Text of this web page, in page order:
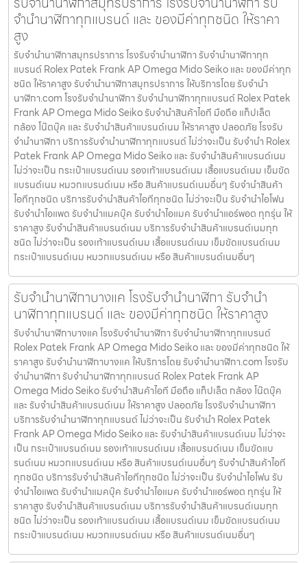
จำนำนาฬิกาทุกแบรนด์ และ ของมีค่าทุกชนิด ให้ราคา
สูง
รับจำนำนาฬิกาสมุทรปราการ โรงรับจำนำนาฬิกา รับจำนำนาฬิกาทุก
แบรนด์ Rolex Patek Frank AP Omega Mido Seiko และ ของมีค่าทุก
ชนิด ให้ราคาสูง รับจำนำนาฬิกาสมุทรปราการ ให้บริการโดย รับจํานํา
นาฬิกา.com โรงรับจำนำนาฬิกา รับจำนำนาฬิกาทุกแบรนด์ Rolex Patek
Frank AP Omega Mido Seiko รับจำนำสินค้าไอที มือถือ แท็ปเล็ต
กล้อง โน๊ตบุ๊ค และ รับจำนำสินค้าแบรนด์เนม ให้ราคาสูง ปลอดภัย โรงรับ
จำนำนาฬิกา บริการรับจำนำนาฬิกาทุกแบรนด์ ไม่ว่าจะเป็น รับจำนำ Rolex
Patek Frank AP Omega Mido Seiko และ รับจำนำสินค้าแบรนด์เนม
ไม่ว่าจะเป็น กระเป๋าแบรนด์เนม รองเท้าแบรนด์เนม เสื้อแบรนด์เนม เข็มขัด
แบรนด์เนม หมวกแบรนด์เนม หรือ สินค้าแบรนด์เนมอื่นๆ รับจำนำสินค้า
ไอทีทุกชนิด บริการรับจำนำสินค้าไอทีทุกชนิด ไม่ว่าจะเป็น รับจำนำไอโฟน
รับจำนำไอแพด รับจำนำแมคบุ๊ค รับจำนำไอแมค รับจำนำแอร์พอต ทุกรุ่น ให้
ราคาสูง รับจำนำสินค้าแบรนด์เนม บริการรับจำนำสินค้าแบรนด์เนมทุก
ชนิด ไม่ว่าจะเป็น รองเท้าแบรนด์เนม เสื้อแบรนด์เนม เข็มขัดแบรนด์เนม
กระเป๋าแบรนด์เนม หมวกแบรนด์เนม หรือ สินค้าแบรนด์เนมอื่นๆ
รับจำนำนาฬิกาบางแค โรงรับจำนำนาฬิกา รับจำนำ
นาฬิกาทุกแบรนด์ และ ของมีค่าทุกชนิด ให้ราคาสูง
รับจำนำนาฬิกาบางแค โรงรับจำนำนาฬิกา รับจำนำนาฬิกาทุกแบรนด์
Rolex Patek Frank AP Omega Mido Seiko และ ของมีค่าทุกชนิด ให้
ราคาสูง รับจำนำนาฬิกาบางแค ให้บริการโดย รับจํานํานาฬิกา.com โรงรับ
จำนำนาฬิกา รับจำนำนาฬิกาทุกแบรนด์ Rolex Patek Frank AP
Omega Mido Seiko รับจำนำสินค้าไอที มือถือ แท็ปเล็ต กล้อง โน๊ตบุ๊ค
และ รับจำนำสินค้าแบรนด์เนม ให้ราคาสูง ปลอดภัย โรงรับจำนำนาฬิกา
บริการรับจำนำนาฬิกาทุกแบรนด์ ไม่ว่าจะเป็น รับจำนำ Rolex Patek
Frank AP Omega Mido Seiko และ รับจำนำสินค้าแบรนด์เนม ไม่ว่าจะ
เป็น กระเป๋าแบรนด์เนม รองเท้าแบรนด์เนม เสื้อแบรนด์เนม เข็มขัดแบ
รนด์เนม หมวกแบรนด์เนม หรือ สินค้าแบรนด์เนมอื่นๆ รับจำนำสินค้าไอที
ทุกชนิด บริการรับจำนำสินค้าไอทีทุกชนิด ไม่ว่าจะเป็น รับจำนำไอโฟน รับ
จำนำไอแพด รับจำนำแมคบุ๊ค รับจำนำไอแมค รับจำนำแอร์พอต ทุกรุ่น ให้
ราคาสูง รับจำนำสินค้าแบรนด์เนม บริการรับจำนำสินค้าแบรนด์เนมทุก
ชนิด ไม่ว่าจะเป็น รองเท้าแบรนด์เนม เสื้อแบรนด์เนม เข็มขัดแบรนด์เนม
กระเป๋าแบรนด์เนม หมวกแบรนด์เนม หรือ สินค้าแบรนด์เนมอื่นๆ